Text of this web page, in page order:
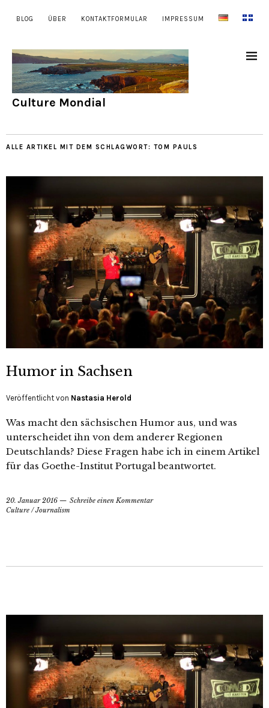
BLOG ÜBER KONTAKTFORMULAR IMPRESSUM
Culture Mondial
ALLE ARTIKEL MIT DEM SCHLAGWORT: TOM PAULS
Humor in Sachsen
Veröffentlicht von Nastasia Herold
Was macht den sächsischen Humor aus, und was
unterscheidet ihn von dem anderer Regionen
Deutschlands? Diese Fragen habe ich in einem Artikel
für das Goethe-Institut Portugal beantwortet.
20. Januar 2016
Schreibe einen Kommentar
Culture /Journalism